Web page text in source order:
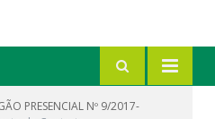
PRESENCIAL Nº 9/2017-